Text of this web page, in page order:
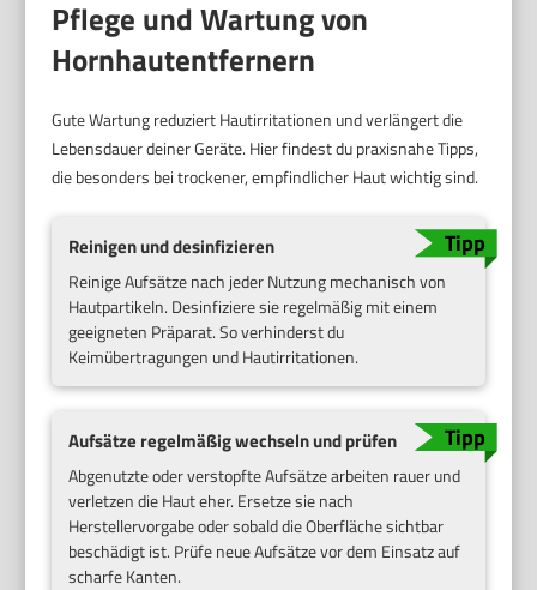
Pflege und Wartung von
Hornhautentfernern
Gute Wartung reduziert Hautirritationen und verlängert die
Lebensdauer deiner Geräte. Hier findest du praxisnahe Tipps,
die besonders bei trockener, empfindlicher Haut wichtig sind.
Reinigen und desinfizieren
Reinige Aufsätze nach jeder Nutzung mechanisch von
Hautpartikeln. Desinfiziere sie regelmäßig mit einem
geeigneten Präparat. So verhinderst du
Keimübertragungen und Hautirritationen.
Aufsätze regelmäßig wechseln und prüfen
Abgenutzte oder verstopfte Aufsätze arbeiten rauer und
verletzen die Haut eher. Ersetze sie nach
Herstellervorgabe oder sobald die Oberfläche sichtbar
beschädigt ist. Prüfe neue Aufsätze vor dem Einsatz auf
scharfe Kanten.